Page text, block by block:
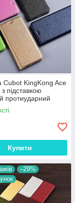
Cubot KingKong Ace
підставкою
протиударний
"HLT"
Купити
–29%